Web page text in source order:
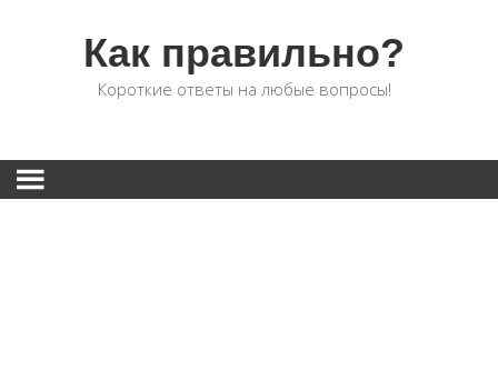
Как правильно?
Короткие ответы на любые вопросы!